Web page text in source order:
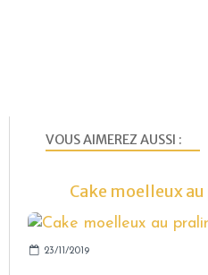
VOUS AIMEREZ AUSSI :
Cake moelleux
23/11/2019